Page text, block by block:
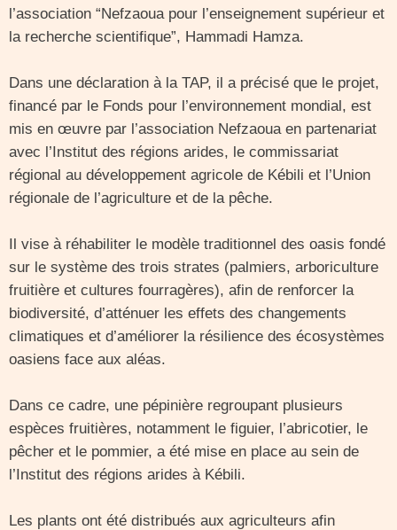
l’association “Nefzaoua pour l’enseignement supérieur et
la recherche scientifique”, Hammadi Hamza.
Dans une déclaration à la TAP, il a précisé que le projet,
financé par le Fonds pour l’environnement mondial, est
mis en œuvre par l’association Nefzaoua en partenariat
avec l’Institut des régions arides, le commissariat
régional au développement agricole de Kébili et l’Union
régionale de l’agriculture et de la pêche.
Il vise à réhabiliter le modèle traditionnel des oasis fondé
sur le système des trois strates (palmiers, arboriculture
fruitière et cultures fourragères), afin de renforcer la
biodiversité, d’atténuer les effets des changements
climatiques et d’améliorer la résilience des écosystèmes
oasiens face aux aléas.
Dans ce cadre, une pépinière regroupant plusieurs
espèces fruitières, notamment le figuier, l’abricotier, le
pêcher et le pommier, a été mise en place au sein de
l’Institut des régions arides à Kébili.
Les plants ont été distribués aux agriculteurs afin